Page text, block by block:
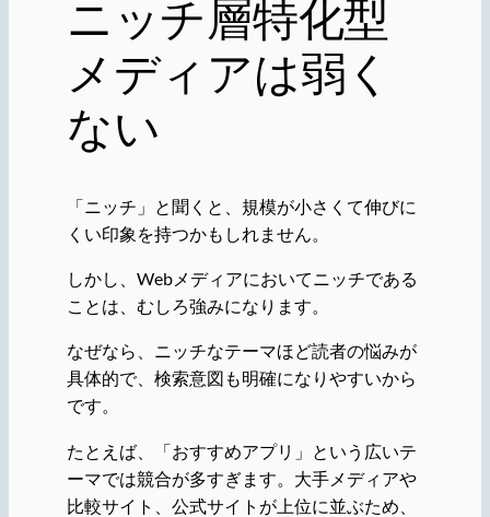
ニッチ層特化型
メディアは弱く
ない
「ニッチ」と聞くと、規模が小さくて伸びに
くい印象を持つかもしれません。
しかし、Webメディアにおいてニッチである
ことは、むしろ強みになります。
なぜなら、ニッチなテーマほど読者の悩みが
具体的で、検索意図も明確になりやすいから
です。
たとえば、「おすすめアプリ」という広いテ
ーマでは競合が多すぎます。大手メディアや
比較サイト、公式サイトが上位に並ぶため、